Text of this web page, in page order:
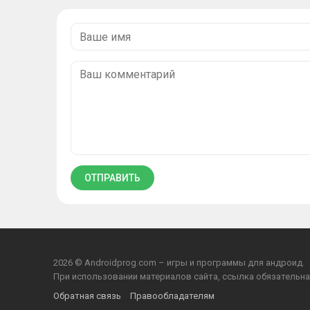
2026 © Androidprog.com – игры и программы для андроид.
При использовании материалов сайта, ссылка
Обратная связь
Правообладателям